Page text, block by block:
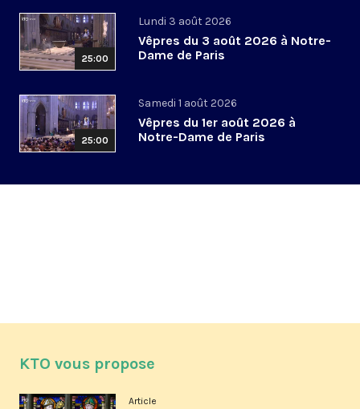
25:00
Lundi 3 août 2026
Vêpres du 3 août 2026 à Notre-
Dame de Paris
25:00
Samedi 1 août 2026
Vêpres du 1er août 2026 à
Notre-Dame de Paris
KTO vous propose
Article